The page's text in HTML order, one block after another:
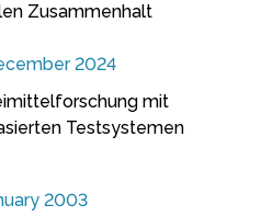
Zusammenhalt
2024
mit
Testsystemen
2003